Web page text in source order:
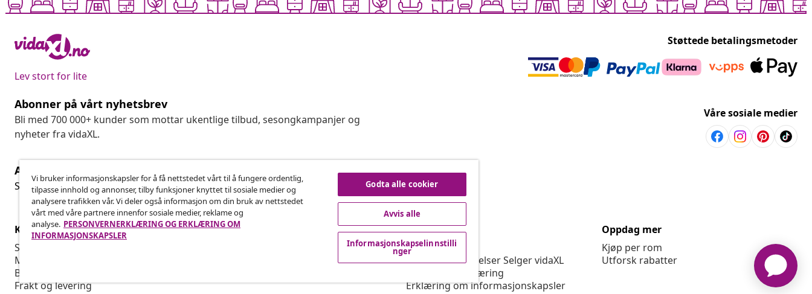
Lev stort for lite
Støttede betalingsmetoder
Abonner på vårt nyhetsbrev
Bli med 700 000+ kunder som mottar ukentlige tilbud, sesongkampanjer og
nyheter fra vidaXL.
Våre sosiale medier
Angre på kontrakten
Send inn en angrerett for bestillingen din.
Angre på kontrakten
Kundeservice
Spor bestillingen din
Min konto
Betaling
Frakt og levering
Bedrift
vidaXL
Om vidaXL
Vilkår og betingelser Selger vidaXL
Personvernerklæring
Erklæring om informasjonskapsler
Oppdag mer
Kjøp per rom
Utforsk rabatter
Vi bruker informasjonskapsler for å få nettstedet vårt til å fungere ordentlig,
tilpasse innhold og annonser, tilby funksjoner knyttet til sosiale medier og
analysere trafikken vår. Vi deler også informasjon om din bruk av nettstedet
vårt med våre partnere innenfor sosiale medier, reklame og
analyse. PERSONVERNERKLÆRING OG ERKLÆRING OM
INFORMASJONSKAPSLER
Godta alle cookier
Avvis alle
Informasjonskapselinnstilli
nger